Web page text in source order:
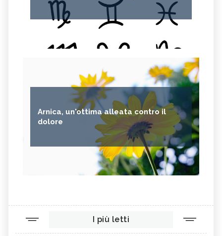
Arnica, un'ottima alleata contro il
dolore
I più letti